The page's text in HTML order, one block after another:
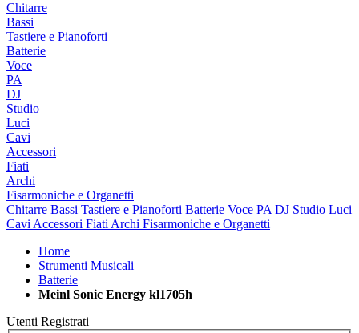
Chitarre
Bassi
Tastiere e Pianoforti
Batterie
Voce
PA
DJ
Studio
Luci
Cavi
Accessori
Fiati
Archi
Fisarmoniche e Organetti
Chitarre Bassi Tastiere e Pianoforti Batterie Voce PA DJ Studio Luci
Cavi Accessori Fiati Archi Fisarmoniche e Organetti
Home
Strumenti Musicali
Batterie
Meinl Sonic Energy kl1705h
Utenti Registrati